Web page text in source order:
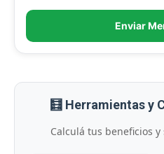
Enviar
🧮 Herramientas y
Calculá tus beneficios